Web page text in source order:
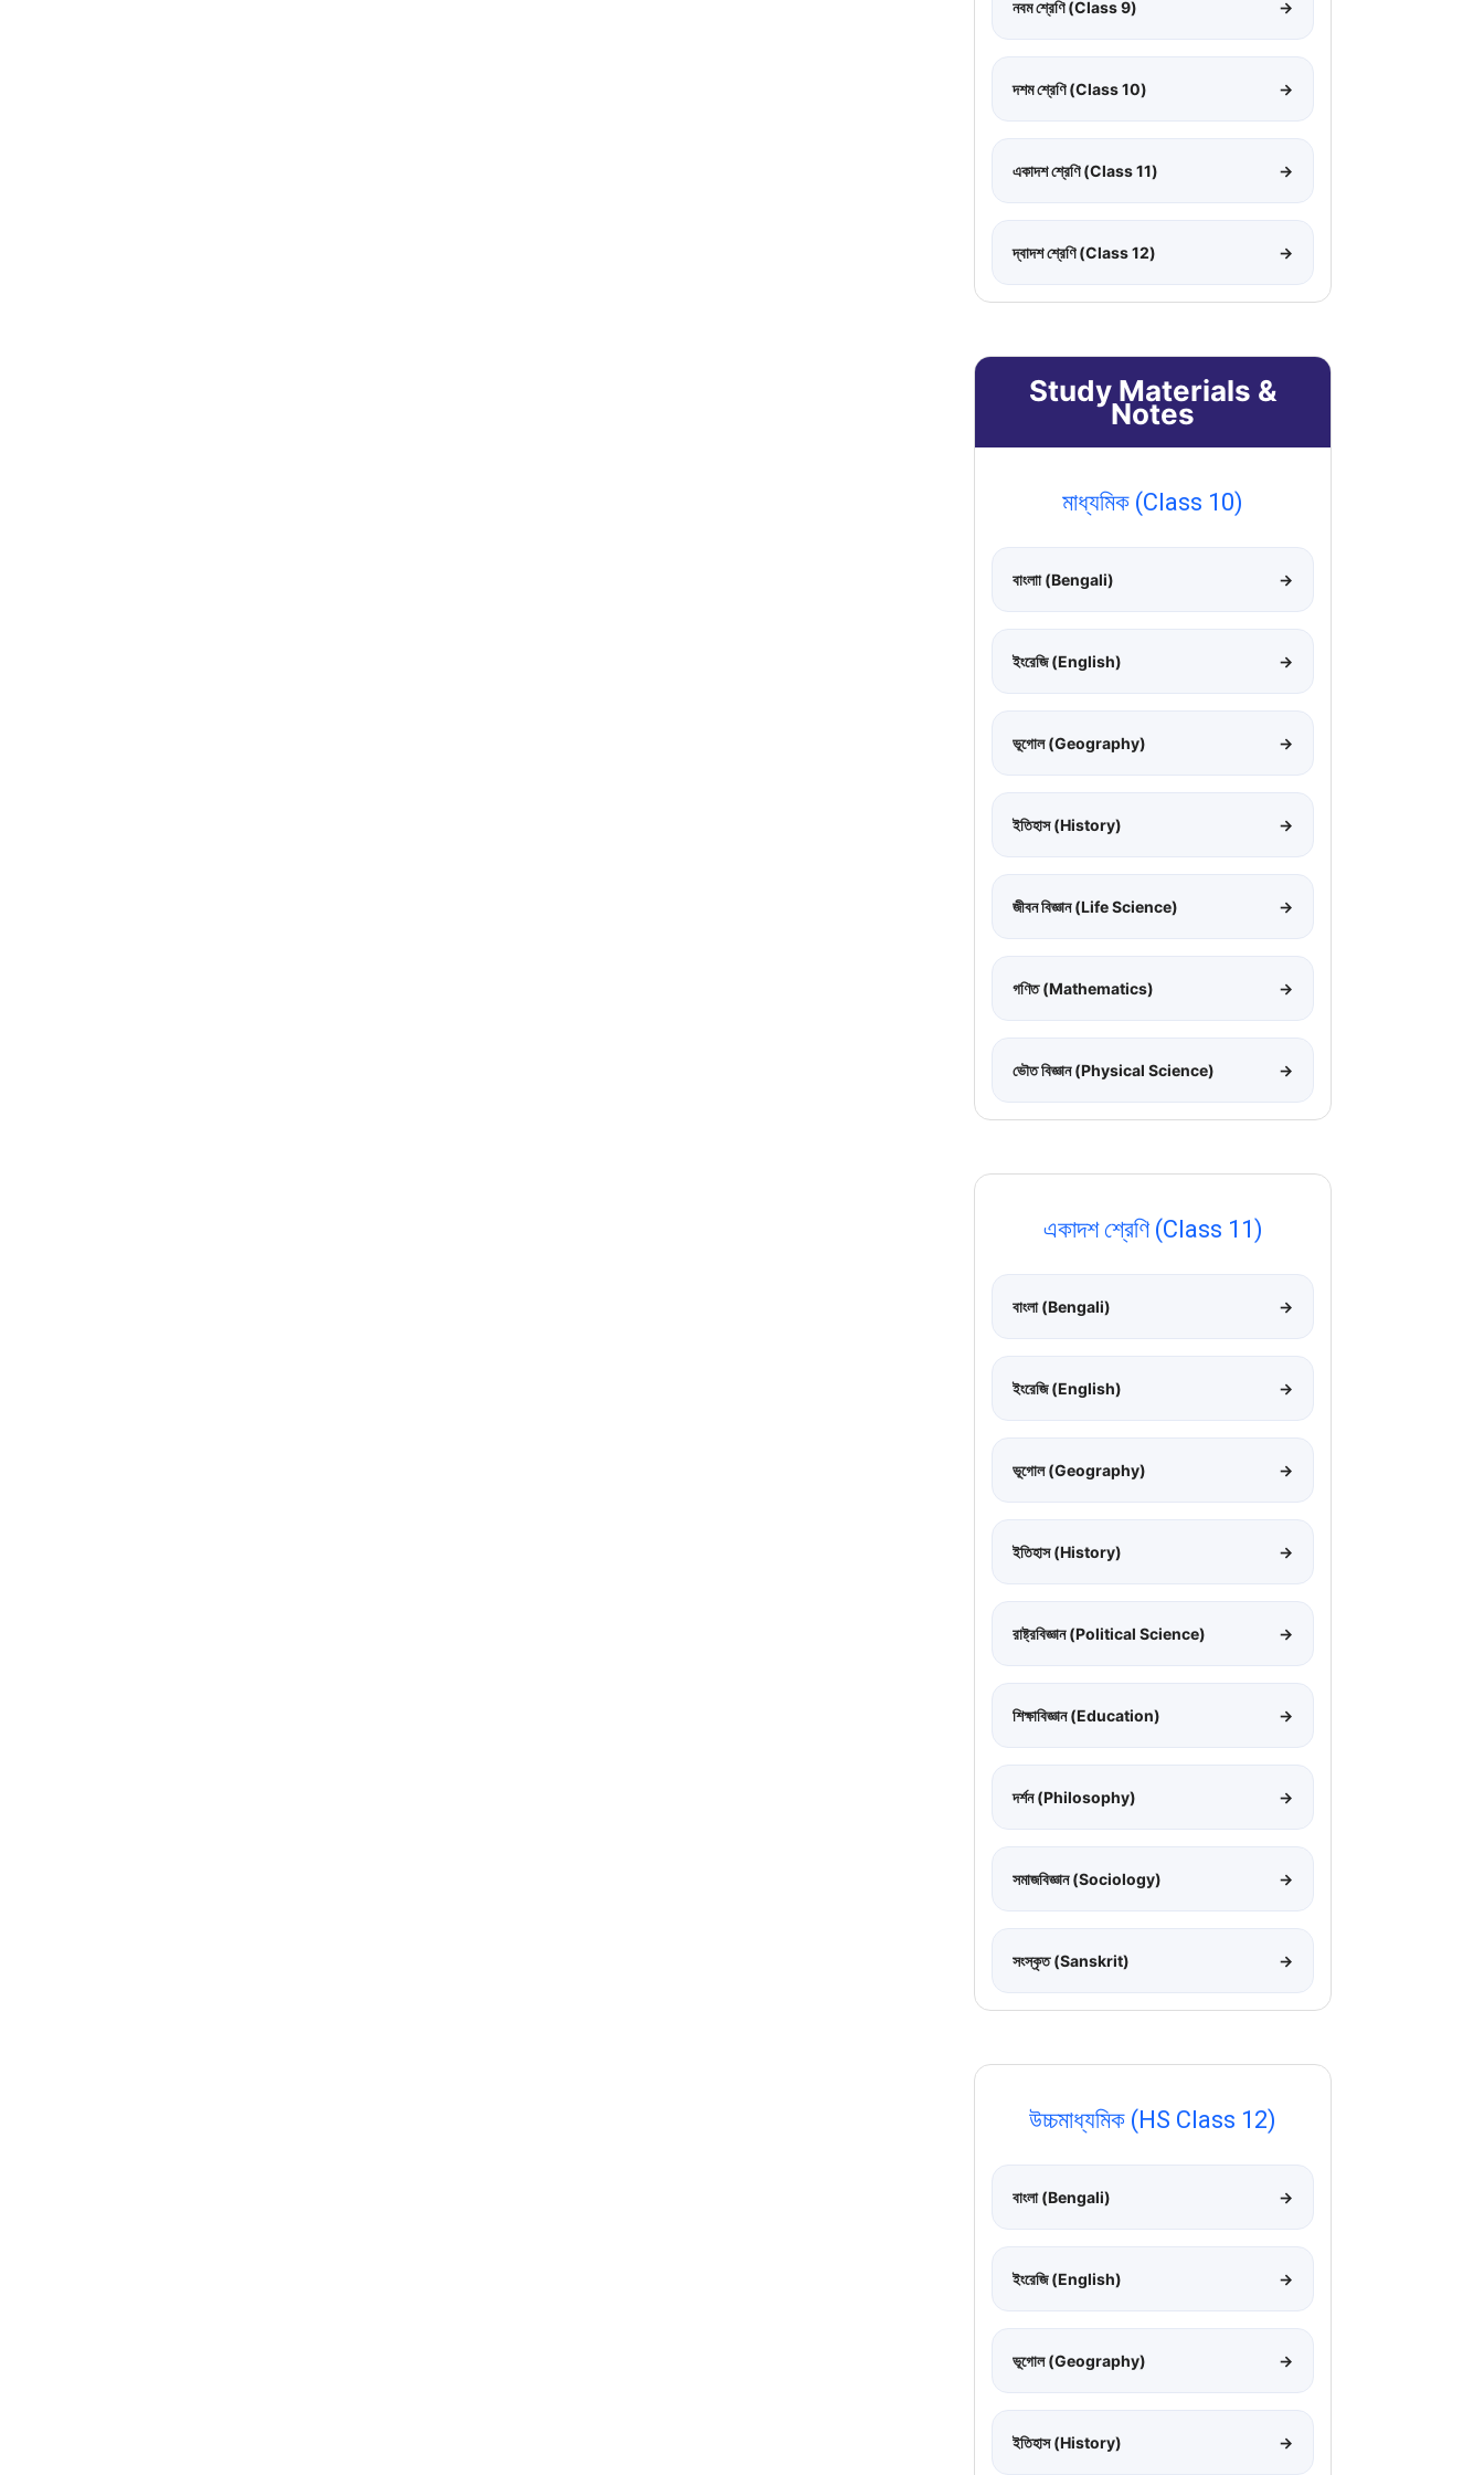
নবম শ্রেণি (Class 9) →
দশম শ্রেণি (Class 10) →
একাদশ শ্রেণি (Class 11) →
দ্বাদশ শ্রেণি (Class 12) →
Study Materials &
Notes
মাধ্যমিক (Class 10)
বাংলাা (Bengali) →
ইংরেজি (English) →
ভূগোল (Geography) →
ইতিহাস (History) →
জীবন বিজ্ঞান (Life Science) →
গণিত (Mathematics) →
ভৌত বিজ্ঞান (Physical Science) →
একাদশ শ্রেণি (Class 11)
বাংলা (Bengali) →
ইংরেজি (English) →
ভূগোল (Geography) →
ইতিহাস (History) →
রাষ্ট্রবিজ্ঞান (Political Science) →
শিক্ষাবিজ্ঞান (Education) →
দর্শন (Philosophy) →
সমাজবিজ্ঞান (Sociology) →
সংস্কৃত (Sanskrit) →
উচ্চমাধ্যমিক (HS Class 12)
বাংলা (Bengali) →
ইংরেজি (English) →
ভূগোল (Geography) →
ইতিহাস (History) →